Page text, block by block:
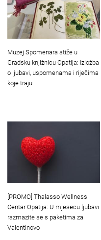
Muzej Spomenara stiže u
Gradsku knjižnicu Opatija: Izložba
o ljubavi, uspomenama i riječima
koje traju
[PROMO] Thalasso Wellness
Centar Opatija: U mjesecu ljubavi
razmazite se s paketima za
Valentinovo